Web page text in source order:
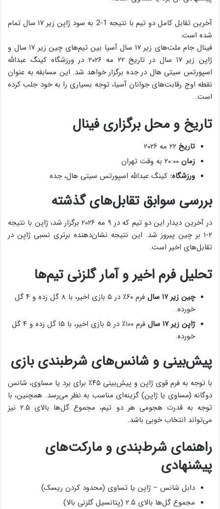
آخرین تقابل کامل دو تیم با نتیجه 1-2 به سود ژاپن زیر ۱۷ سال تمام
شده است.
فینال جام ملت‌های زیر ۱۷ سال آسیا بین تیم‌های چین زیر ۱۷ سال و
ژاپن زیر ۱۷ سال در تاریخ ۲۲ مه ۲۰۲۶ در ورزشگاه کینگ عبدالله
اسپورتس سیتی هال در جده برگزار خواهد شد. این مسابقه به عنوان
نقطه اوج رقابت‌های جوانان آسیا، توجه بسیاری را به خود جلب کرده
است.
تاریخ و محل برگزاری فینال
تاریخ
زمان
ورزشگاه: کینگ عبدالله اسپورتس سیتی هال، جده
بررسی سوابق تقابل‌های گذشته
در آخرین دیدار این دو تیم که در ۹ مه ۲۰۲۶ برگزار شد، ژاپن با نتیجه
۲-۱ بر چین پیروز شد. این نتیجه نشان‌دهنده برتری نسبی ژاپن در
تقابل‌های اخیر است.
تحلیل فرم اخیر و آمار گلزنی تیم‌ها
چین زیر ۱۷ سال
فرم ۶۰٪ در ۵ بازی اخیر، با ۸ گل زده و ۴ گل
خورده.
ژاپن زیر ۱۷ سال
فرم ۱۰۰٪ در ۵ بازی اخیر، با ۱۵ گل زده و ۴ گل
خورده.
پیش‌بینی و شانس‌های شرطبندی بازی
با توجه به فرم قوی ژاپن و پیش‌بینی ۴۵٪ برای برد یا مساوی، شانس
دوگانه (مساوی یا ژاپن) گزینه‌ای مناسب به نظر می‌رسد. همچنین، با
توجه به قدرت هجومی هر دو تیم، مجموع گل‌ها بالای ۲.۵ نیز
می‌تواند انتخاب خوبی باشد.
راهنمای شرط‌بندی و مارکت‌های
پیشنهادی
دابل شانس – ژاپن یا تساوی (محدود کردن ریسک)
مجموع گل‌ها بالای ۲.۵ (پتانسیل گلزنی بالا)